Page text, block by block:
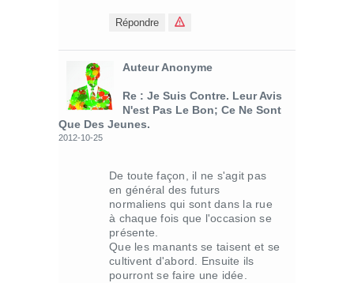
Répondre
Auteur Anonyme
Re : Je Suis Contre. Leur Avis
N'est Pas Le Bon; Ce Ne Sont
Que Des Jeunes.
2012-10-25
De toute façon, il ne s'agit pas
en général des futurs
normaliens qui sont dans la rue
à chaque fois que l'occasion se
présente.
Que les manants se taisent et se
cultivent d'abord. Ensuite ils
pourront se faire une idée.